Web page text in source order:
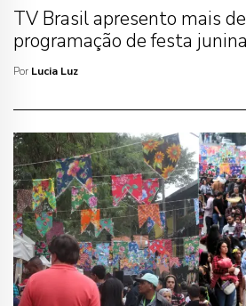
TV Brasil apresento mais
programação de festa junina
Por Lucia Luz